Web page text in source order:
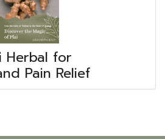
Herbal for
Pain Relief